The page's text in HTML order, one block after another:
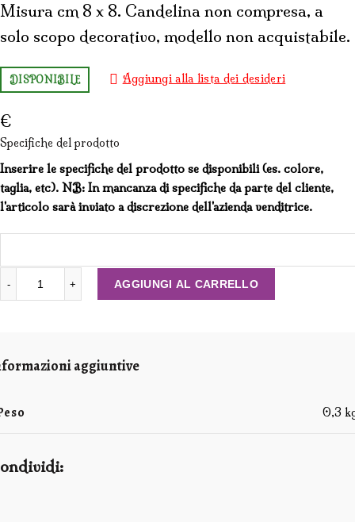
Misura cm 8 x 8. Candelina non compresa, a
solo scopo decorativo, modello non acquistabile.
DISPONIBILE Aggiungi alla lista dei desideri
€
Specifiche del prodotto
Inserire le specifiche del prodotto se disponibili (es. colore,
taglia, etc). NB: In mancanza di specifiche da parte del cliente,
l'articolo sarà inviato a discrezione dell'azienda venditrice.
AGGIUNGI AL CARRELLO
aggiuntive
0,3